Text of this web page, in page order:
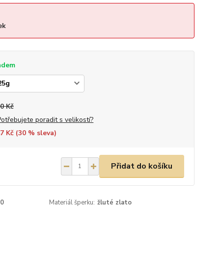
Kč
poradit s velikostí?
Kč (30% sleva)
Přidat do košíku
Materiál šperku: žluté zlato